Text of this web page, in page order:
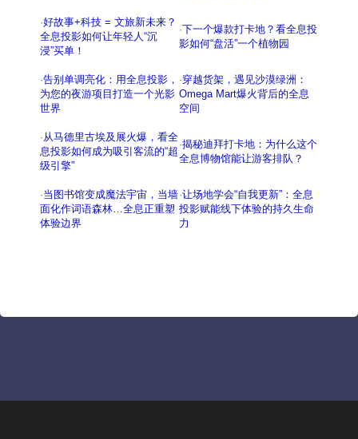
·好故事+科技 = 文旅新未来？
全息投影如何让年轻人“沉
浸”买单！
·下一个爆款打卡地？看全息投
影如何“盘活”一个植物园
·告别单调亮化：用全息投影，
为您的夜游项目打造一个光影
世界
·穿越货架，遇见沙漠绿洲：
Omega Mart爆火背后的全息
空间
·从马德里古埃及展火爆，看全
息投影如何成为吸引客流的“超
级引擎”
·揭秘迪拜打卡地：为什么这个
全息博物馆能让游客排队？
·当图书馆变成魔法宇宙，当墙
面化作词语森林…全息正重塑
体验边界
·让场地学会“自我更新”：全息
投影赋能线下体验的持久生命
力